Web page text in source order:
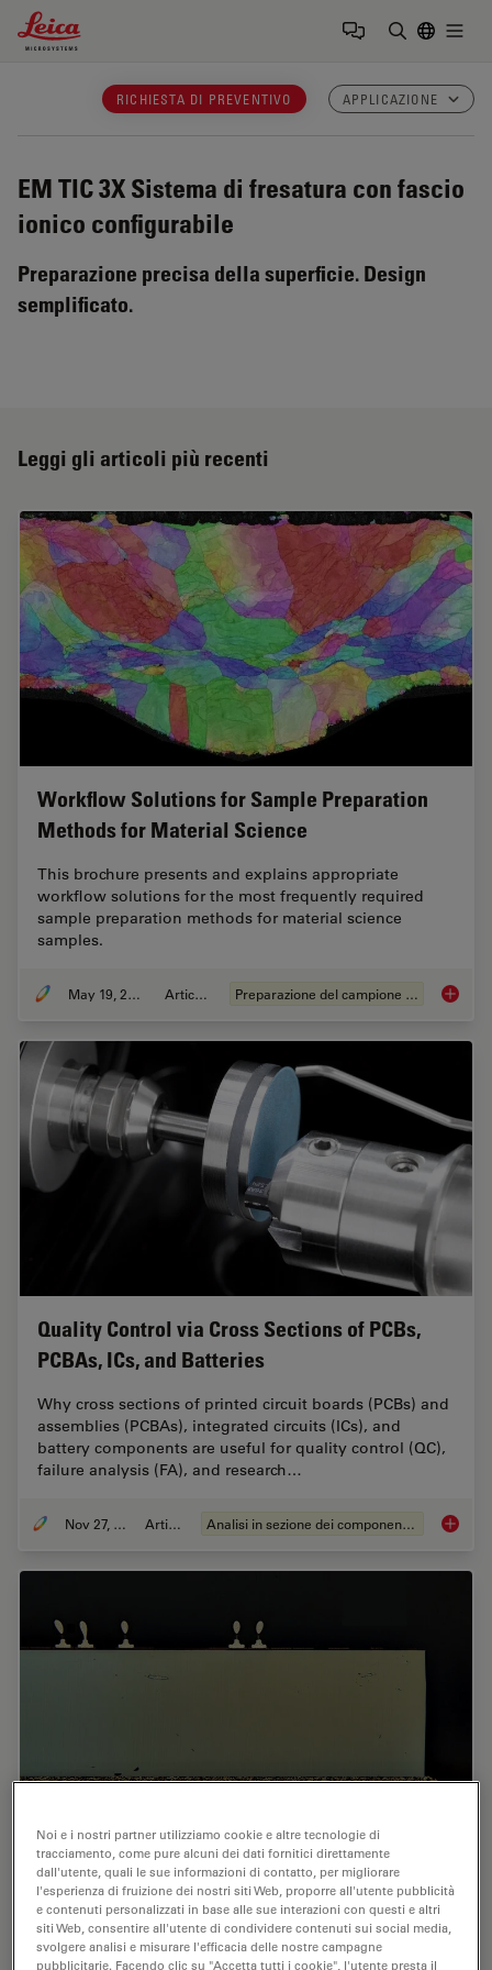
Leica Microsystems Logo
RICHIESTA DI PREVENTIVO APPLICAZIONE
EM TIC 3X Sistema di fresatura con fascio
ionico configurabile
Preparazione precisa della superficie. Design
semplificato.
Leggi gli articoli più recenti
Workflow Solutions for Sample Preparation
Methods for Material Science
This brochure presents and explains appropriate
workflow solutions for the most frequently required
sample preparation methods for material science
samples.
May 19, 2024 Articolo Preparazione del campione EM
Quality Control via Cross Sections of PCBs,
PCBAs, ICs, and Batteries
Why cross sections of printed circuit boards (PCBs) and
assemblies (PCBAs), integrated circuits (ICs), and
battery components are useful for quality control (QC),
failure analysis (FA), and research…
Nov 27, 2023 Articolo Analisi in sezione dei componenti elettronici Quality
Structural and Chemical Analysis of IC-Chip
Cross Sections
This article shows how electronic IC-chip cross sections
can be efficiently and reliably prepared and then
Noi e i nostri partner utilizziamo cookie e altre tecnologie di
tracciamento, come pure alcuni dei dati fornitici direttamente
dall'utente, quali le sue informazioni di contatto, per migliorare
l'esperienza di fruizione dei nostri siti Web, proporre all'utente pubblicità
e contenuti personalizzati in base alle sue interazioni con questi e altri
siti Web, consentire all'utente di condividere contenuti sui social media,
svolgere analisi e misurare l'efficacia delle nostre campagne
pubblicitarie. Facendo clic su "Accetta tutti i cookie", l'utente presta il